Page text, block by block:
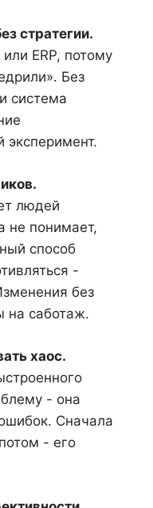
стратегии.
ERP, потому
Без
система
эксперимент.
людей
не понимает,
способ
-
без
на саботаж.
хаос.
- она
Сначала
- его